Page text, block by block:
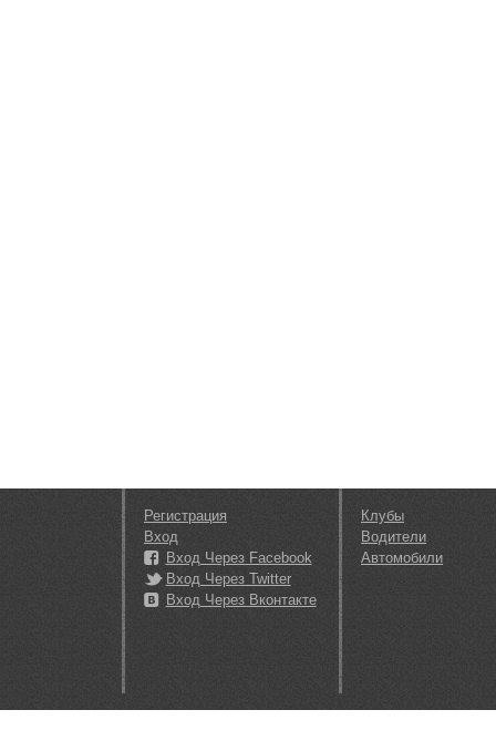
Регистрация
Вход
Вход Через Facebook
Вход Через Twitter
Вход Через Вконтакте
Клубы
Водители
Автомобили